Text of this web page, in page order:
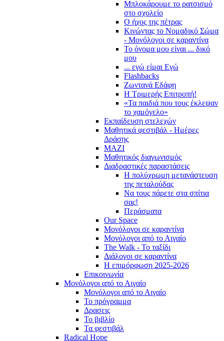
Μπλοκάρουμε το ρατσισμό
στο σχολείο
Ο ήχος της πέτρας
Κινώντας το Νομαδικό Σώμα
- Μονόλογοι σε καραντίνα
Το όνομα μου είναι ... δικό
μου
... εγώ είμαι Εγώ
Flashbacks
Ζωντανά Εδάφη
Η Τριμερής Επιτροπή!
«Τα παιδιά που τους έκλεψαν
το χαμόγελο»
Εκπαίδευση στελεχών
Μαθητικά φεστιβάλ - Ημέρες
Δράσης
ΜΑΖΙ
Μαθητικός διαγωνισμός
Διαδραστικές παραστάσεις
Η πολύχρωμη μετανάστευση
της πεταλούδας
Να τους πάρετε στα σπίτια
σας!
Περάσματα
Our Space
Μονόλογοι σε καραντίνα
Μονόλογοι από το Αιγαίο
The Walk - Το ταξίδι
Διάλογοι σε καραντίνα
Η επιμόρφωση 2025-2026
Επικοινωνία
Μονόλογοι από το Αιγαίο
Μονόλογοι από το Αιγαίο
Το πρόγραμμα
Δρασεις
Το βιβλίο
Τα φεστιβάλ
Radical Hope